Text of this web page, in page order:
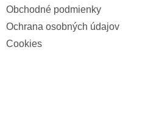
Obchodné podmienky
Ochrana osobných údajov
Cookies